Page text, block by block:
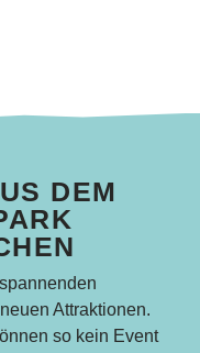
DEM
Attraktionen.
so kein Event